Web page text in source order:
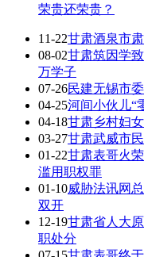
荣贵还荣贵？
11-22甘肃酒泉市
08-02甘肃筑因学
万学子
07-26民建无锡市
04-25河间小伙儿“
04-18甘肃乡村妇
03-27甘肃武威市
01-22甘肃表哥火
滥用职权罪
01-10威胁法讯网
双开
12-19甘肃省人大
职处分